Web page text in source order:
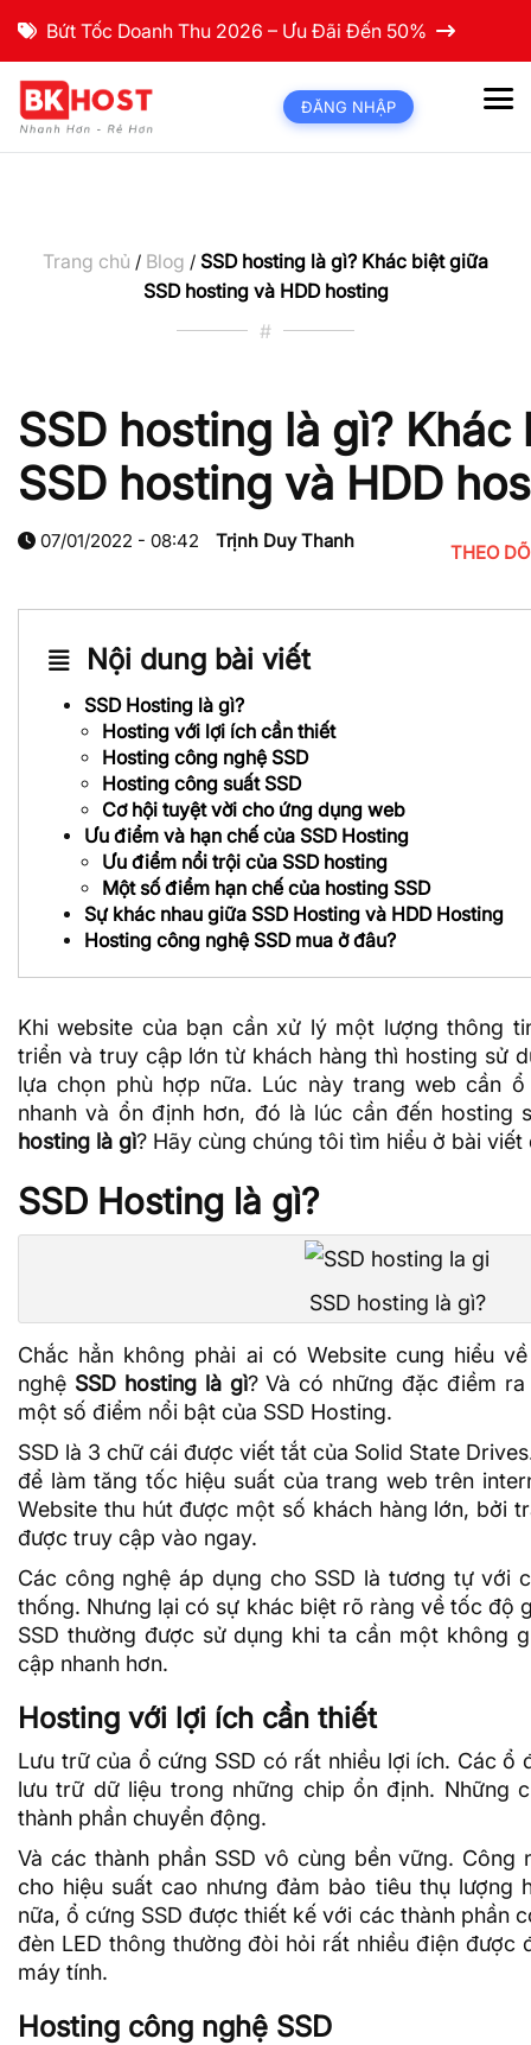
Bứt Tốc Doanh Thu 2026 – Ưu Đãi Đến 50%
ĐĂNG NHẬP
Trang chủ / Blog / SSD hosting là gì? Khác biệt giữa
SSD hosting và HDD hosting
#
SSD hosting là gì? Khác
SSD hosting và HDD
07/01/2022 - 08:42 Trịnh Duy Thanh
THEO
Nội dung bài viết
SSD Hosting là gì?
Hosting với lợi ích cần thiết
Hosting công nghệ SSD
Hosting công suất SSD
Cơ hội tuyệt vời cho ứng dụng web
Ưu điểm và hạn chế của SSD Hosting
Ưu điểm nổi trội của SSD hosting
Một số điểm hạn chế của hosting SSD
Sự khác nhau giữa SSD Hosting và HDD Hosting
Hosting công nghệ SSD mua ở đâu?
Khi website của bạn cần xử lý một lượng thông
triển và truy cập lớn từ khách hàng thì hosting sử
lựa chọn phù hợp nữa. Lúc này trang web cần
nhanh và ổn định hơn, đó là lúc cần đến hosting
hosting là gì? Hãy cùng chúng tôi tìm hiểu ở bài viết
SSD Hosting là gì?
SSD hosting là gì?
Chắc hẳn không phải ai có Website cung hiểu
nghệ SSD hosting là gì? Và có những đặc điềm
một số điểm nổi bật của SSD Hosting.
SSD là 3 chữ cái được viết tắt của Solid State
để làm tăng tốc hiệu suất của trang web trên
Website thu hút được một số khách hàng lớn, bởi
được truy cập vào ngay.
Các công nghệ áp dụng cho SSD là tương tự với
thống. Nhưng lại có sự khác biệt rõ ràng về tốc độ
SSD thường được sử dụng khi ta cần một không
cập nhanh hơn.
Hosting với lợi ích cần thiết
Lưu trữ của ổ cứng SSD có rất nhiều lợi ích. Các ổ
lưu trữ dữ liệu trong những chip ổn định. Những
thành phần chuyển động.
Và các thành phần SSD vô cùng bền vững. Công
cho hiệu suất cao nhưng đảm bảo tiêu thụ lượng
nữa, ổ cứng SSD được thiết kế với các thành phần
đèn LED thông thường đòi hỏi rất nhiều điện được
máy tính.
Hosting công nghệ SSD